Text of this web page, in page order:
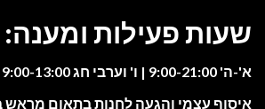
שעות פעילות ומענה:
א'-ה' 9:00-21:00 | ו' וערבי חג 9:00-13:00
איסוף עצמי והגעה לחנות בתאום מראש